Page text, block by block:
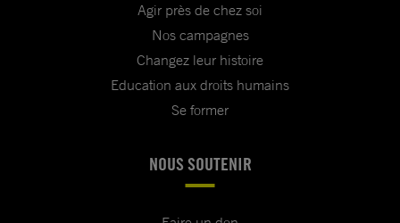
Agir près de chez soi
Nos campagnes
Changez leur histoire
Education aux droits humains
Se former
NOUS SOUTENIR